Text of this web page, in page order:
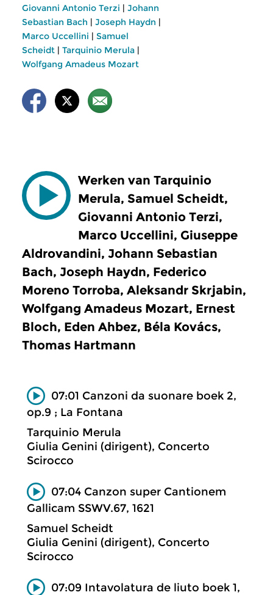
Giovanni Antonio Terzi | Johann
Sebastian Bach | Joseph Haydn |
Marco Uccellini | Samuel
Scheidt | Tarquinio Merula |
Wolfgang Amadeus Mozart
Werken van Tarquinio
Merula, Samuel Scheidt,
Giovanni Antonio Terzi,
Marco Uccellini, Giuseppe
Aldrovandini, Johann Sebastian
Bach, Joseph Haydn, Federico
Moreno Torroba, Aleksandr Skrjabin,
Wolfgang Amadeus Mozart, Ernest
Bloch, Eden Ahbez, Béla Kovács,
Thomas Hartmann
07:01 Canzoni da suonare boek 2,
op.9 ; La Fontana
Tarquinio Merula
Giulia Genini (dirigent), Concerto
Scirocco
07:04 Canzon super Cantionem
Gallicam SSWV.67, 1621
Samuel Scheidt
Giulia Genini (dirigent), Concerto
Scirocco
07:09 Intavolatura de liuto boek 1,